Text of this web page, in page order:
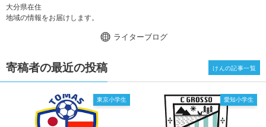
大分県在住
地域の情報をお届けします。
ライターブログ
寄稿者の最近の投稿
東京小学生 愛知小学生
けんの記事一覧